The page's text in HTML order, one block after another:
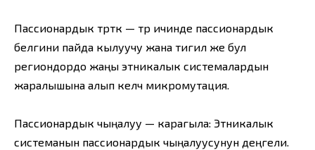
Пассионардык түрткү — түр ичинде пассионардык
белгини пайда кылуучу жана тигил же бул
региондордо жаңы этникалык системалардын
жаралышына алып келүүчү микромутация.
Пассионардык чыңалуу — карагыла: Этникалык
системанын пассионардык чыңалуусунун деңгели.